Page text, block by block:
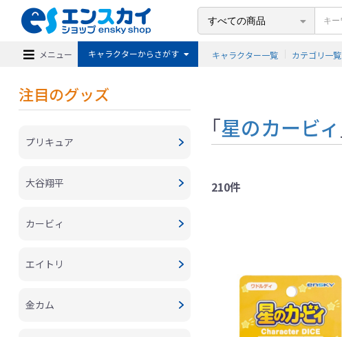
メニュー キャラクターからさがす キャラクター一覧 カテゴリ一覧
注目のグッズ
プリキュア
大谷翔平
カービィ
エイトリ
金カム
「星のカービィ
210件